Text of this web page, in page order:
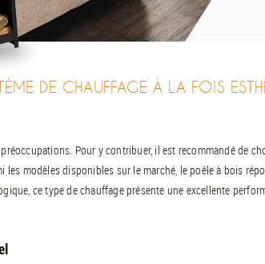
DE CHAUFFAGE À LA FOIS
Pour y contribuer, il est recommandé de
modèles disponibles sur le marché, le poêle à bois
ce type de chauffage présente une excellente